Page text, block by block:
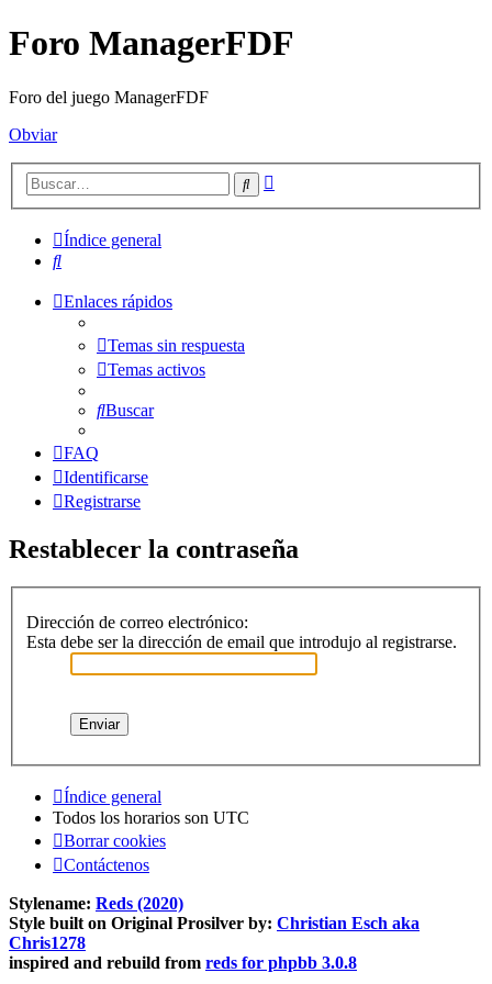
Foro ManagerFDF
Foro del juego ManagerFDF
Obviar
Buscar
Índice general
Buscar
Enlaces rápidos
Temas sin respuesta
Temas activos
Buscar
FAQ
Identificarse
Registrarse
Restablecer la contraseña
Dirección de correo electrónico:
Esta debe ser la dirección de email que introdujo al registrarse.
Índice general
Todos los horarios son UTC
Borrar cookies
Contáctenos
Stylename: Reds (2020)
Style built on Original Prosilver by: Christian Esch aka
Chris1278
inspired and rebuild from reds for phpbb 3.0.8